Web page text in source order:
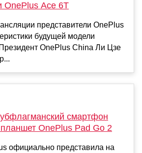
OnePlus Ace 6T
представители OnePlus
будущей модели
OnePlus China Ли Цзе
смартфон
OnePlus Pad Go 2
официально представила на